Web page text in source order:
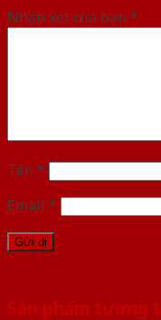
Nhận xét của bạn *
Tên *
Email *
Sản phẩm tương